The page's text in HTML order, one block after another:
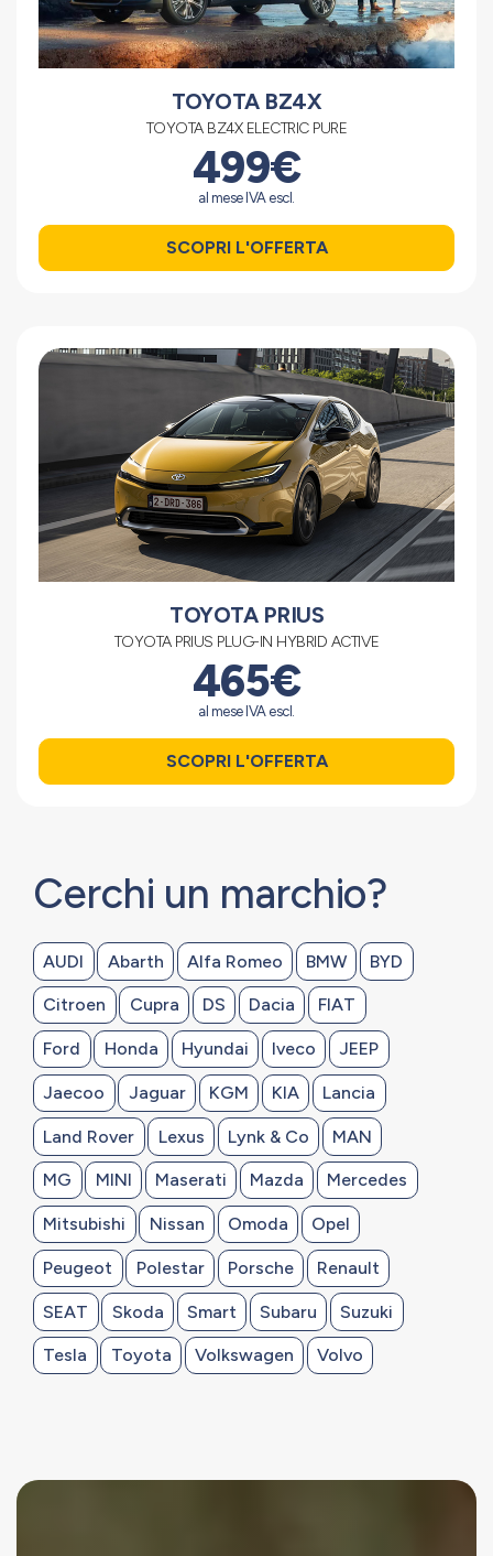
TOYOTA BZ4X
TOYOTA BZ4X ELECTRIC PURE
499€
al mese IVA escl.
SCOPRI L'OFFERTA
TOYOTA PRIUS
TOYOTA PRIUS PLUG-IN HYBRID ACTIVE
465€
al mese IVA escl.
SCOPRI L'OFFERTA
Cerchi un marchio?
AUDI Abarth Alfa Romeo BMW BYD
Citroen Cupra DS Dacia FIAT
Ford Honda Hyundai Iveco JEEP
Jaecoo Jaguar KGM KIA Lancia
Land Rover Lexus Lynk & Co MAN
MG MINI Maserati Mazda Mercedes
Mitsubishi Nissan Omoda Opel
Peugeot Polestar Porsche Renault
SEAT Skoda Smart Subaru Suzuki
Tesla Toyota Volkswagen Volvo